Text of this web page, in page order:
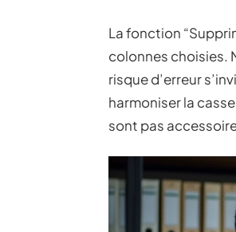
La fonction
colonnes choisies.
risque d’erreur
harmoniser la
sont pas